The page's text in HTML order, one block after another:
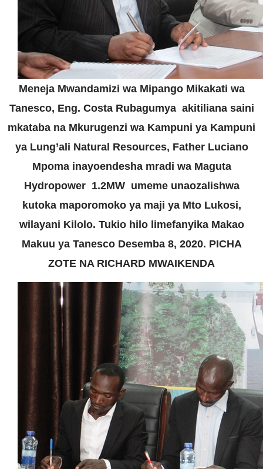
Meneja Mwandamizi wa Mipango Mikakati wa
Tanesco, Eng. Costa Rubagumya akitiliana saini
mkataba na Mkurugenzi wa Kampuni ya Kampuni
ya Lung’ali Natural Resources, Father Luciano
Mpoma inayoendesha mradi wa Maguta
Hydropower 1.2MW umeme unaozalishwa
kutoka maporomoko ya maji ya Mto Lukosi,
wilayani Kilolo. Tukio hilo limefanyika Makao
Makuu ya Tanesco Desemba 8, 2020. PICHA
ZOTE NA RICHARD MWAIKENDA